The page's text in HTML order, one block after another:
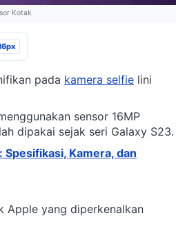
Kotak
pada kamera selfie lini
sensor 16MP
dipakai sejak seri Galaxy S23.
Kamera, dan
Apple yang diperkenalkan